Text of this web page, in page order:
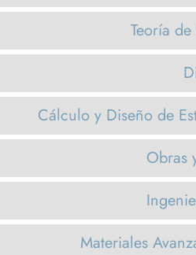
Teoría
Cálculo y Diseño de
Obras
Materiales